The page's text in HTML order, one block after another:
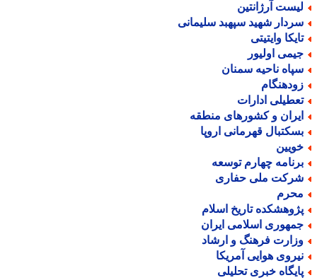
آرژانتین
شهید سپهبد سلیمانی
وایتیتی
اولیور
ناحیه سمنان
ادارات
و کشورهای منطقه
قهرمانی اروپا
چهارم توسعه
ملی حفاری
تاریخ اسلام
اسلامی ایران
فرهنگ و ارشاد
هوایی آمریکا
خبری تحلیلی